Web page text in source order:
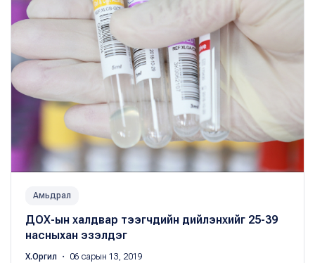
Амьдрал
ДОХ-ын халдвар тээгчдийн дийлэнхийг 25-39
насныхан эзэлдэг
Х.Оргил ・ 06 сарын 13, 2019